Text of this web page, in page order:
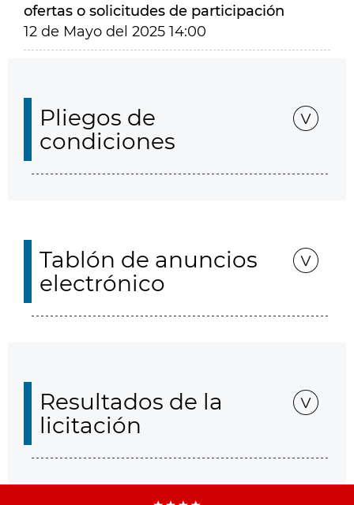
ofertas o solicitudes de participación
12 de Mayo del 2025 14:00
Pliegos de
condiciones
Tablón de anuncios
electrónico
Resultados de la
licitación